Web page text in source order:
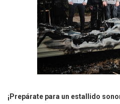
¡Prepárate para un estallido